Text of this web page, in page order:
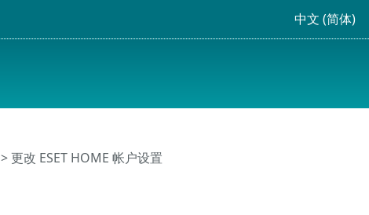
中文 (简体)
> 更改 ESET HOME 帐户设置